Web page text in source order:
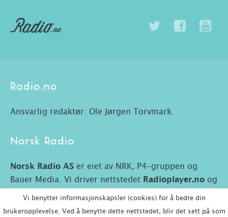
Radio.no
Ansvarlig redaktør: Ole Jørgen Torvmark.
Norsk Radio
Norsk Radio AS er eiet av NRK, P4-gruppen og
Bauer Media. Vi driver nettstedet Radioplayer.no og
Vi benytter informasjonskapsler (cookies) for å bedre din
brukeropplevelse. Ved å benytte dette nettstedet, blir det sett på som